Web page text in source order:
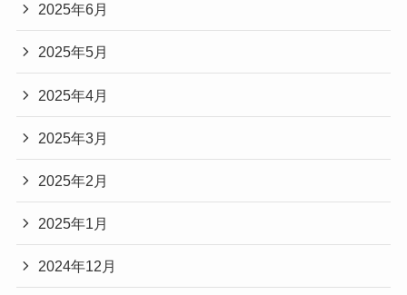
2025年6月
2025年5月
2025年4月
2025年3月
2025年2月
2025年1月
2024年12月